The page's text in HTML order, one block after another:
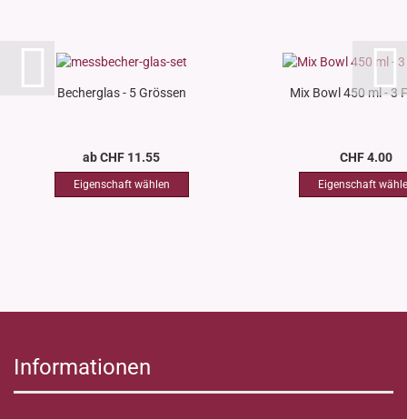
Becherglas - 5 Grössen
ab CHF 11.55
Mix Bowl 450 ml - 3
CHF 4.00
Informationen